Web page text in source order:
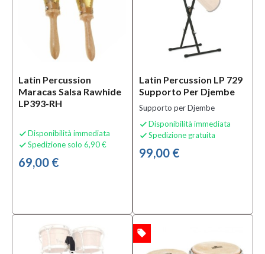
Latin Percussion
Maracas Salsa Rawhide
LP393-RH
 Disponibilità immediata
 Spedizione solo 6,90 €
69,00 €
Latin Percussion LP 729
Supporto Per Djembe
Supporto per Djembe
 Disponibilità immediata
 Spedizione gratuita
99,00 €
OFFERTA local_offer